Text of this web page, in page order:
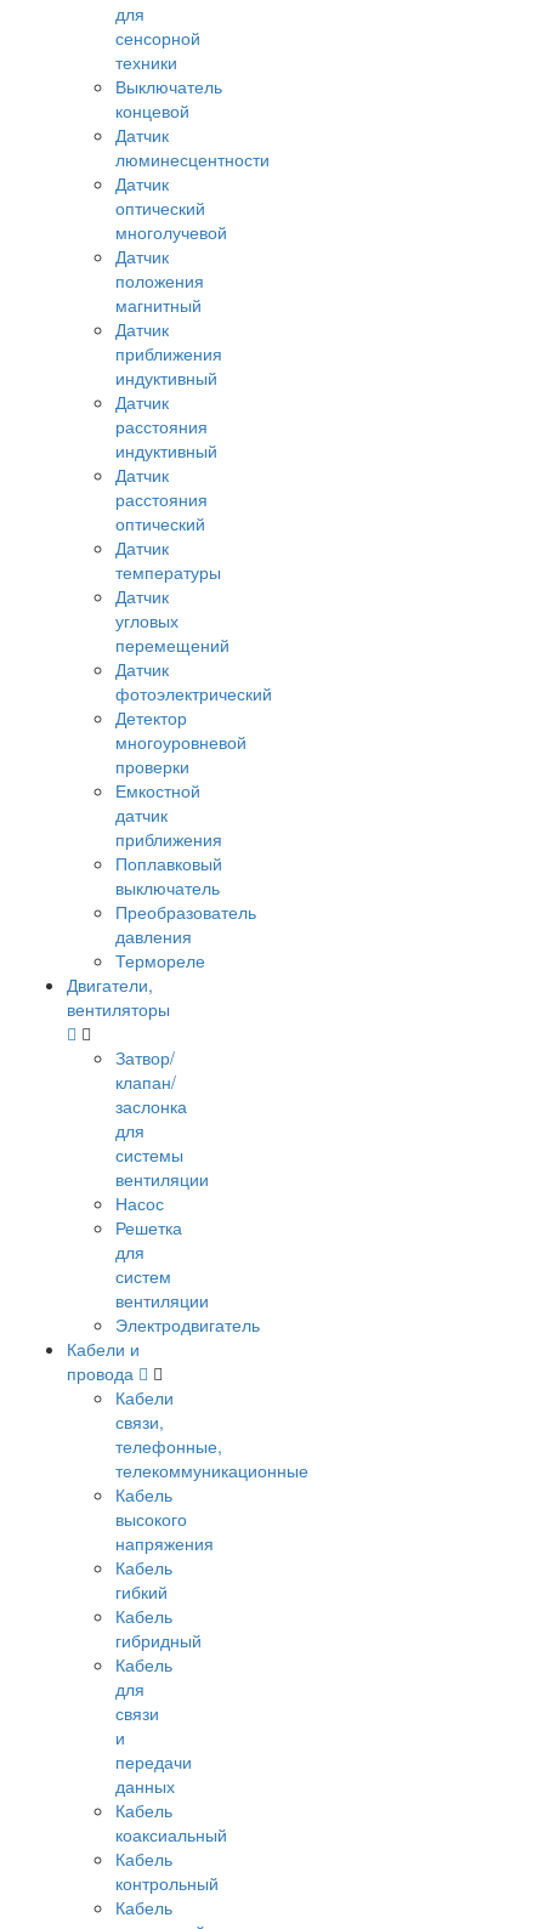
для
сенсорной
техники
Выключатель
концевой
Датчик
люминесцентности
Датчик
оптический
многолучевой
Датчик
положения
магнитный
Датчик
приближения
индуктивный
Датчик
расстояния
индуктивный
Датчик
расстояния
оптический
Датчик
температуры
Датчик
угловых
перемещений
Датчик
фотоэлектрический
Детектор
многоуровневой
проверки
Емкостной
датчик
приближения
Поплавковый
выключатель
Преобразователь
давления
Термореле
Двигатели,
вентиляторы
Затвор/
клапан/
заслонка
для
системы
вентиляции
Насос
Решетка
для
систем
вентиляции
Электродвигатель
Кабели и
провода
Кабели
связи,
телефонные,
телекоммуникационные
Кабель
высокого
напряжения
Кабель
гибкий
Кабель
гибридный
Кабель
для
связи
и
передачи
данных
Кабель
коаксиальный
Кабель
контрольный
Кабель